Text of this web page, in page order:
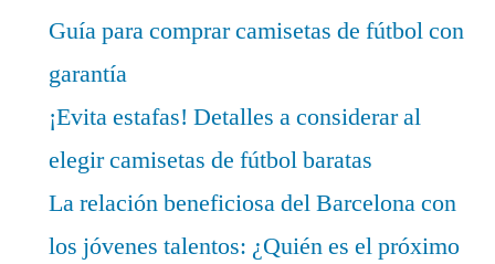
Guía para comprar camisetas de fútbol con
garantía
¡Evita estafas! Detalles a considerar al
elegir camisetas de fútbol baratas
La relación beneficiosa del Barcelona con
los jóvenes talentos: ¿Quién es el próximo